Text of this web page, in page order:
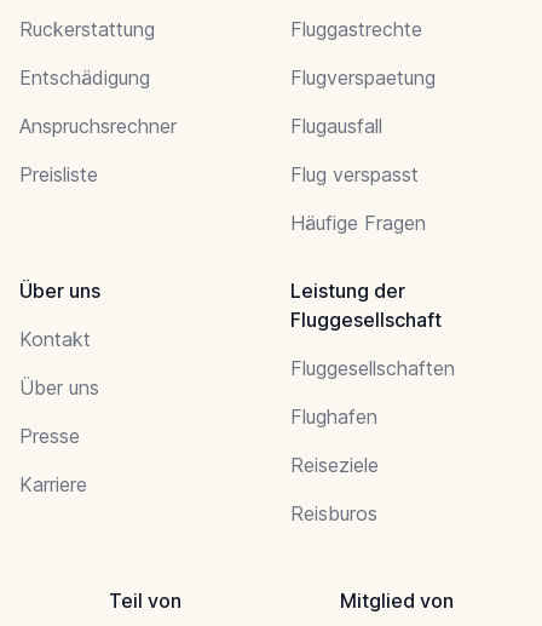
Ruckerstattung
Entschädigung
Anspruchsrechner
Preisliste
Fluggastrechte
Flugverspaetung
Flugausfall
Flug verspasst
Häufige Fragen
Über uns
Kontakt
Über uns
Presse
Karriere
Leistung der
Fluggesellschaft
Fluggesellschaften
Flughafen
Reiseziele
Reisburos
Teil von Mitglied von